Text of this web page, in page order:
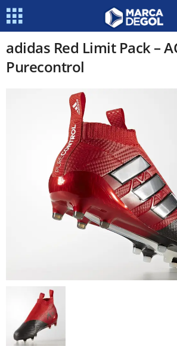
adidas Red Limit Pack –
Purecontrol